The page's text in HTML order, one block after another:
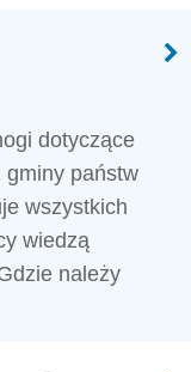
dotyczące
gminy państw
wszystkich
wiedzą
należy